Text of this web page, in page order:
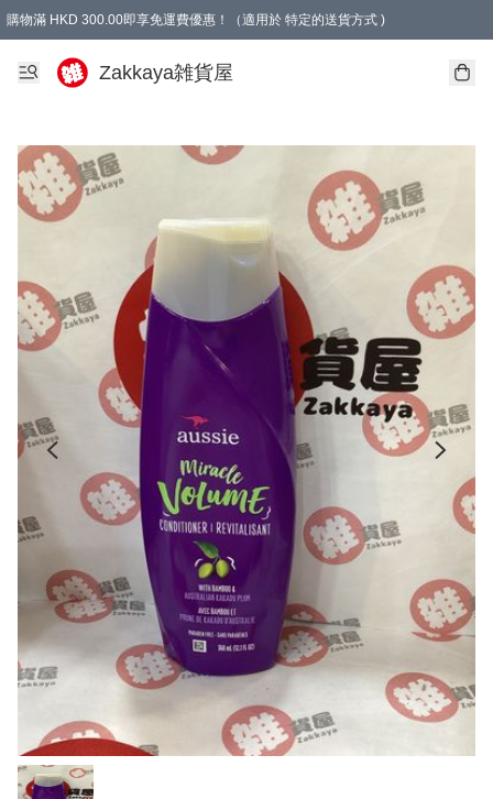
購物滿 HKD 300.00即享免運費優惠！（適用於 特定的送貨方式 )
Zakkaya雑貨屋